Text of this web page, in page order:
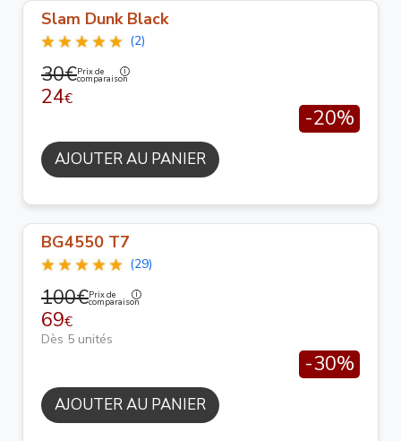
Slam Dunk Black
(2)
30€Prix de
comparaison
24€
-20%
AJOUTER AU PANIER
BG4550 T7
(29)
100€Prix de
comparaison
69€
Dès 5 unités
-30%
AJOUTER AU PANIER